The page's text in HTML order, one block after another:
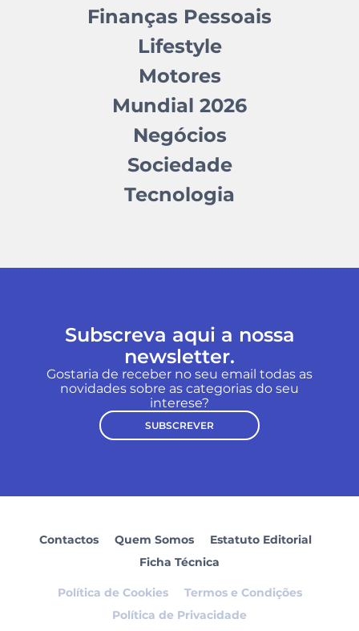
Finanças Pessoais
Lifestyle
Motores
Mundial 2026
Negócios
Sociedade
Tecnologia
Subscreva aqui a nossa
newsletter.
Gostaria de receber no seu email todas as
novidades sobre as categorias do seu
interese?
SUBSCREVER
Contactos Quem Somos
Estatuto Editorial
Ficha Técnica
Política de Cookies
Termos e Condições
Política de Privacidade